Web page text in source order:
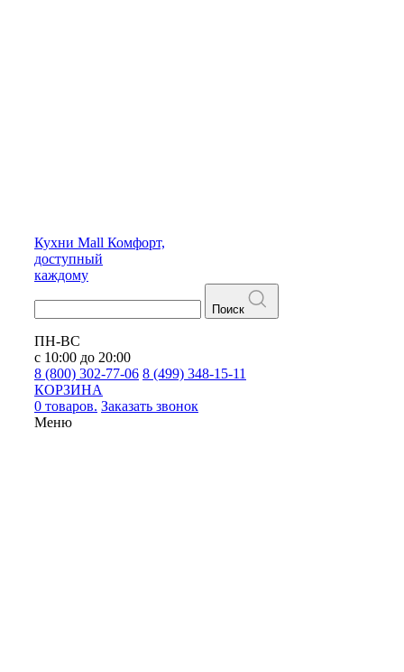
Кухни Mall Комфорт,
доступный
каждому
Поиск
ПН-ВС
с 10:00 до 20:00
8 (800) 302-77-06 8 (499) 348-15-11
КОРЗИНА
0 товаров. Заказать звонок
Меню